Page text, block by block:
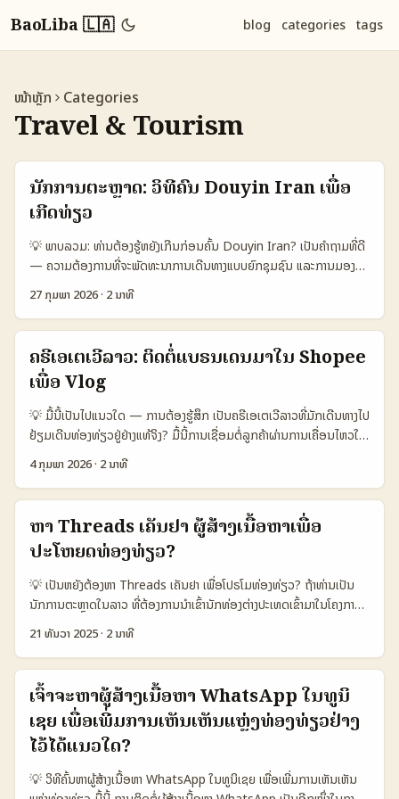
BaoLiba 🇱🇦 blog categories tags
ໜ້າຫຼັກ Categories
Travel & Tourism
ນັກການຕະຫຼາດ: ວິທີຄົ້ນ Douyin Iran ເພື່ອ
ເກີດທ່ຽວ
💡 ພາບລວມ: ທ່ານຕ້ອງຮູ້ຫຍັງເກີນກ່ອນຄົ້ນ Douyin Iran? ເປັນຄຳຖາມທີ່ດີ
— ຄວາມຕ້ອງການທີ່ຈະພັດທະນາການເດີນທາງແບບຍົກຊຸມຊົນ ແລະການມອງ
ເຫັນເນື້ອຫາທ່ຽວສົ່ງຜົນກ່ອນກ່ອນທີ່ຈະລົງທຶນ. ຕອນນີ້ແພດຟອມ creator
economy ກໍ່ປ່ຽນໄປຫ້າປີ — ຢ່າງທີ່ Rob Torres ອະທິບາຍ ແລະວິທີ
Ukreate ສ້າງຂຶ້ນເພື່ອຕອບສອງຄວາມຕ້ອງການຂອງທຸລະກິດທ່ຽວ: creator
ຕ້ອງເປັນມະນຸດທີ່ໄດ້ທົດສອບສະຖານທີ່ແທ້ ແລະການຕິດຕໍ່ຕ້ອງເປັນຜູ້ເຮັດຜົນ
ໃຫ້ເປັນ KPI ທີ່ມີຄ່າ (Rob Torres via reference content). ສຳລັບຜູ້
ປະກົບການໃນລາວ ວີທີນີ້ຈະຊ່ວຍເຮັດໃຫ້ທ່ານຮູ້ວ່າຈະຄົ້ນ, ຕິດຕໍ່, ແລະປັບກູ້ກັບ
Douyin creators ຈາກ Iran ແນວໃດເພື່ອເພີ່ມການມອງເຫັນແລະຈັດສູດ
ROI ທີ່ວັດຜົນໄດ້. 📊 ຕາຕະລາງຂໍ້ມູນ: ການລາຍງານທີ່ເປັນປະໂຫຍດສຳລັບ
ສົນໃຈ 🧩 Metric Option A Option B Option C 👥 Monthly
Active 1.200.000 800.000 1.000.000 📈 Conversion 12% 8%
(travel) High Medium Medium-High ຕາຕະລາງເຫັນວ່າ Option A
ມີການເຂົ້າໃຊ້ສູງ ແລະອະນຸສາຫຸ້ມການແຈ້ງເຕັກຊັນທີ່ເໝາະສົມສຳລັບການປະໂຫຍດ
ໃນອຸດ່ສາການທ່ຽວ. Option B ຖືກອອກແບບມາເພື່ອຄຸ້ມຄ່າທາງງົບປະມານ ໃຫ້
ຄວາມສາມາດຈັດການໄດ້ດີ; Option C ມີສະລັບສະຫຼຸບລະດັບການລືບຂໍ້ມູນ
ແລະຄ່າຂອງ creator. ...
27 ກຸມພາ 2026· 2 ນາທີ
ຄຣີເອເຕເວີລາວ: ຕິດຕໍ່ແບຣນເດນມາໃນ Shopee
ເພື່ອ Vlog
💡 ມື້ນີ້ເປັນໄປແນວໃດ — ການຕ້ອງຮູ້ສຶກ ເປັນຄຣີເອເຕເວີລາວທີ່ມັກເດີນທາງໄປ
ຢ້ຽມເດີນທ່ອງທ່ຽວຢູ່ຢ່າງແທ້ຈິງ? ມື້ນີ້ການເຊື່ອມຕໍ່ລູກຄ້າຜ່ານການເຄື່ອນໄຫວໃນ
ສື່ສັງຄົມແລະອີ‑ຄົມລັດລະຫັດກຳລັງເປັນກຸ່ມທີ່ຂົນເລື້ອຍ — ແລະນັກທ່ອງທ່ຽວ
ຈິງເຮັດໃຫ້ແບຣນຈາກເດນມາມີສະຫວ່າງໃນຕາຕະລາງໄດ້ງ່າຍ. ໃນບົດນີ້ຂ້ອຍຈະພາ
ເຈົ້າຜ່ານຂັ້ນຕອນຈິງຈັງ — ຈາກການຄົ້ນຫາແບຣນໃນ Shopee, ການແກ້ໄຂຂໍ້
ສະຫມັກ, ການສ້າງຄຸນນະພາບ Vlog ທີ່ແບບບຣານ, ແລະວິທີດຶງໃຈແບຣນເດນມາ
(ບໍ່ຕ້ອງເປັນແບຣນເລີຍ) — ທັງໃຫ້ຄວາມແນ່ນອນທາງການຂາຍຂ້າມປະເທດແບບ
ຍືນຍົງ. 📊 ຕາຕະລາງ Data Snapshot — ການຜຶນຕຽມລະຫວ່າງແພດ
ຟອມ 🧩 Metric Shopee Laos Shopee SEA (avg) Shopee
Denmark‑targeted 👥 Monthly Active 120.000 8.000.000
1.200.000 📈 Conversion 6% 10% 9% 💬 Avg Seller
Response 24 ຊົ່ວໂມງ 6 ຊົ່ວໂມງ 12 ຊົ່ວໂມງ 💸 Avg CPC (ads) USD
35% ຕາຕະລາງນີ້ສະແດງຄ່າແລະການສ່ງຜົນລະຫວ່າງ Shopee ຕາມພື້ນທີ່: ລາວ
(ຕະຫຼອດຂອງ user), ສະຫະເລີະເອັຊີອານ (avg), ແລະແພດເປັນເປົ້າໝາຍທີ່ມີ
ນັກຂາຍເດນມາ. ຂໍ້ສະເຫຼີມແສດ: cross‑border sellers ແລະ CPC
ສະແດງວ່າການດຶງແບຣນຕ່າງປະເທດຕ້ອງມີກິດຈະກຳເພີ່ມຄ່າທັນທີ. ...
4 ກຸມພາ 2026· 2 ນາທີ
ຫາ Threads ເຄັນຢາ ຜູ້ສ້າງເນື້ອຫາເພື່ອ
ປະໂຫຍດທ່ອງທ່ຽວ?
💡 ເປັນຫຍັງຕ້ອງຫາ Threads ເຄັນຢາ ເພື່ອໂປຣໂມທ່ອງທ່ຽວ? ຖ້າທ່ານເປັນ
ນັກການຕະຫຼາດໃນລາວ ທີ່ຕ້ອງການນໍາເຂົ້ານັກທ່ອງຕ່າງປະເທດເຂົ້າມາໃນໂຄງການ
ຂອງທ່ານ, Threads (Meta) ເປັນທີ່ນີ້ເພາະຄວາມໄວແລະການແບ່ງປັນເນື້ອຫາ
ໄວ. ສະເພາະສໍາລັບໂຄງການທ່ອງທ່ຽວທີ່ຕ້ອງການລາຍການຟູດ, ປ່າ, ແລະປະຫວັນ
ທຸກທ່ານ, ການເລືອກ Threads creators ຈຶ່ງຈຳເປັນ. ຕົວຢ່າງຈິງ: ການ
ປະກອບເຫດການຟູດໃນເຄັນຢາທີ່ມີ Lulu Gargari ແລະການສອນຂອງ Utalii
College ສະແດງໃຫ້ເຫັນວ່າ food tourism ແມ່ນແນວໜຶ່ງທີ່ກຳລັງຂຶ້ນ — ນີ້
ແມ່ນໄລຍະທີ່ທ່ານຄວນເປັນຜູ້ຈັດການ (Reference: Kenya Tourism
Board; Utalii College; Lulu Gargari). 📊 ຕາຕະລາງສະຫຼຸບຂໍ້ມູນ
Instagram TikTok 👥 Monthly Active 240.000.000
21 ທັນວາ 2025· 2 ນາທີ
ເຈົ້າຈະຫາຜູ້ສ້າງເນື້ອຫາ WhatsApp ໃນທູນິ
ເຊຍ ເພື່ອເພີ່ມການເຫັນເຫັນແຫຼ່ງທ່ອງທ່ຽວຢ່າງ
ໄວ້ໄດ້ແນວໃດ?
💡 ວິທີຄົ້ນຫາຜູ້ສ້າງເນື້ອຫາ WhatsApp ໃນທູນິເຊຍ ເພື່ອເພີ່ມການເຫັນເຫັນ